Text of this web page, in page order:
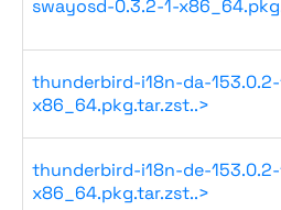
swayosd-0.3.2-1-
thunderbird-i18n-da-
x86_64.pkg.tar.zst..>
thunderbird-i18n-de-
x86_64.pkg.tar.zst..>